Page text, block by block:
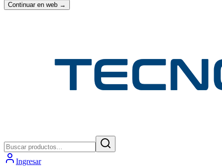
Continuar en web →
Ingresar